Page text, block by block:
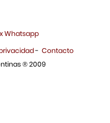
Whatsapp
- Contacto
® 2009